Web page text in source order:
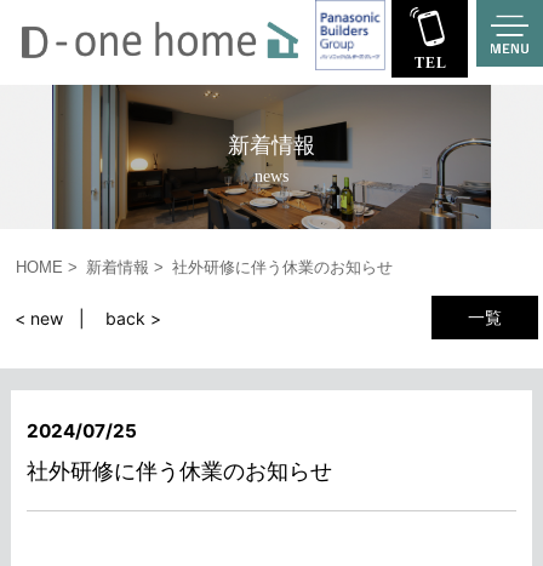
新着情報
news
HOME 新着情報 社外研修に伴う休業のお知らせ
一覧
< new back >
2024/07/25
社外研修に伴う休業のお知らせ